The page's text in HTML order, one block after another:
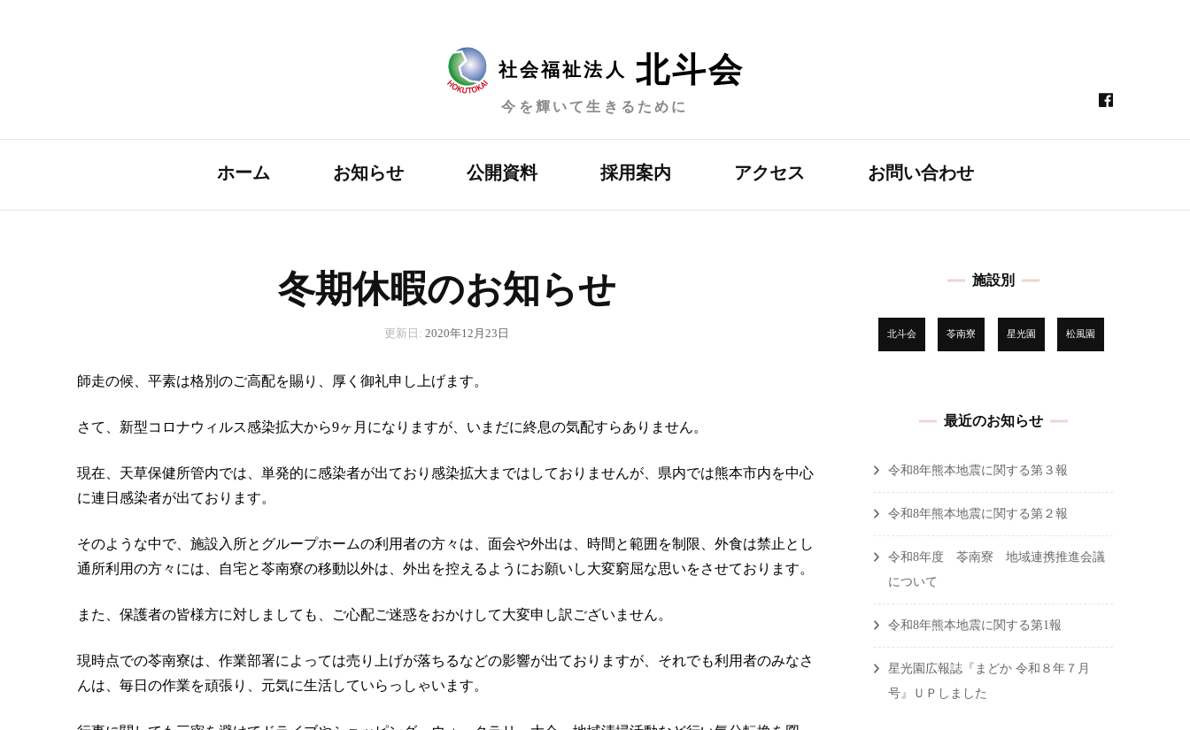
社会福祉法人 北斗会
今を輝いて生きるために
ホーム お知らせ 公開資料 採用案内 アクセス お問い合わせ
冬期休暇のお知らせ
更新日: 2020年12月23日
師走の候、平素は格別のご高配を賜り、厚く御礼申し上げます。
さて、新型コロナウィルス感染拡大から9ヶ月になりますが、いまだに終息の気配すらありません。
現在、天草保健所管内では、単発的に感染者が出ており感染拡大まではしておりませんが、県内では熊本市内を中心
に連日感染者が出ております。
そのような中で、施設入所とグループホームの利用者の方々は、面会や外出は、時間と範囲を制限、外食は禁止とし
通所利用の方々には、自宅と苓南寮の移動以外は、外出を控えるようにお願いし大変窮屈な思いをさせております。
また、保護者の皆様方に対しましても、ご心配ご迷惑をおかけして大変申し訳ございません。
現時点での苓南寮は、作業部署によっては売り上げが落ちるなどの影響が出ておりますが、それでも利用者のみなさ
んは、毎日の作業を頑張り、元気に生活していらっしゃいます。
施設別
北斗会 苓南寮 星光園 松風園
最近のお知らせ
令和8年熊本地震に関する第３報
令和8年熊本地震に関する第２報
令和8年度 苓南寮 地域連携推進会議
について
令和8年熊本地震に関する第1報
星光園広報誌『まどか 令和８年７月
号』ＵＰしました